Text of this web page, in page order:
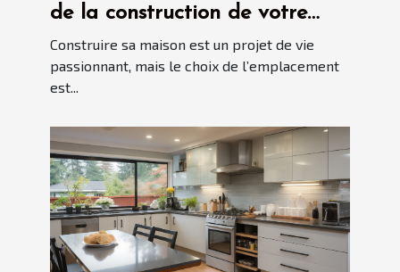
de la construction de votre
maison à Blois
Construire sa maison est un projet de vie
passionnant, mais le choix de l’emplacement
est...